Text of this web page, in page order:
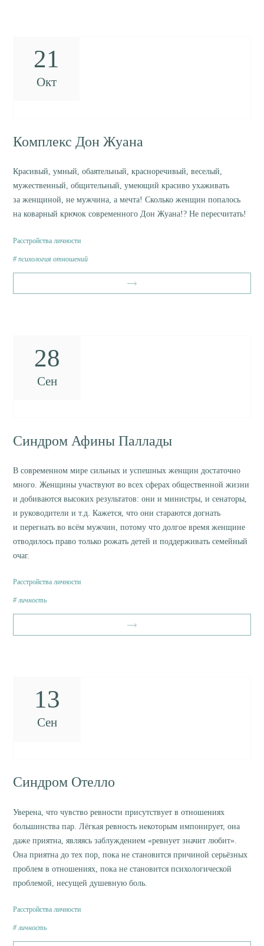
21
Окт
Комплекс Дон Жуана
Красивый, умный, обаятельный, красноречивый, веселый,
мужественный, общительный, умеющий красиво ухаживать
за женщиной, не мужчина, а мечта! Сколько женщин попалось
на коварный крючок современного Дон Жуана!? Не пересчитать!
Расстройства личности
психология отношений
28
Сен
Синдром Афины Паллады
В современном мире сильных и успешных женщин достаточно
много. Женщины участвуют во всех сферах общественной жизни
и добиваются высоких результатов: они и министры, и сенаторы,
и руководители и т.д. Кажется, что они стараются догнать
и перегнать во всём мужчин, потому что долгое время женщине
отводилось право только рожать детей и поддерживать семейный
очаг.
Расстройства личности
личность
13
Сен
Синдром Отелло
Уверена, что чувство ревности присутствует в отношениях
большинства пар. Лёгкая ревность некоторым импонирует, она
даже приятна, являясь заблуждением «ревнует значит любит».
Она приятна до тех пор, пока не становится причиной серьёзных
проблем в отношениях, пока не становится психологической
проблемой, несущей душевную боль.
Расстройства личности
личность